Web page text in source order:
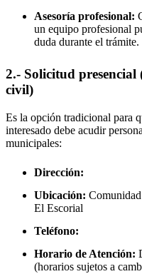
Asesoría profesional:
un equipo profesional
duda durante el trámite.
2.- Solicitud presencial
civil)
Es la opción tradicional para
interesado debe acudir
municipales:
Dirección:
Ubicación:
El Escorial
Teléfono:
Horario de Atención:
(horarios sujetos a